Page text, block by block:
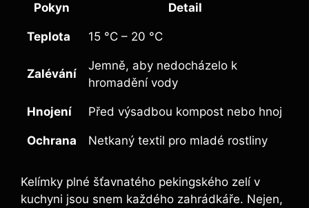
Pokyn Detail
Teplota 15 °C – 20 °C
Zalévání
Jemně, aby nedocházelo k
hromadění vody
Hnojení Před výsadbou kompost nebo hnoj
Ochrana Netkaný textil pro mladé rostliny
Kelímky plné šťavnatého pekingského zelí v
kuchyni jsou snem každého zahrádkáře. Nejen,